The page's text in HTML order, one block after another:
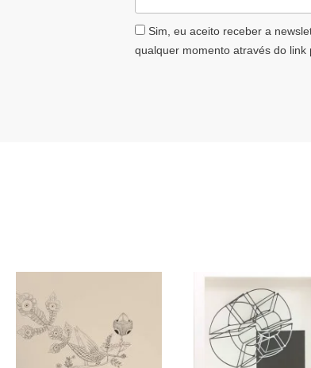
AceiteLGPD
Sim, eu aceito receber a
qualquer momento através do